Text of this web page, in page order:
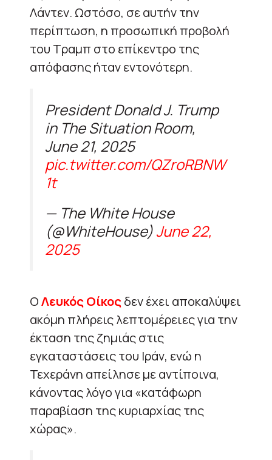
Λάντεν. Ωστόσο, σε αυτήν την
περίπτωση, η προσωπική προβολή
του Τραμπ στο επίκεντρο της
απόφασης ήταν εντονότερη.
President Donald J. Trump
in The Situation Room,
June 21, 2025
pic.twitter.com/QZroRBNW
1t
— The White House
(@WhiteHouse)June 22,
2025
ΟΛευκός Οίκοςδεν έχει αποκαλύψει
ακόμη πλήρεις λεπτομέρειες για την
έκταση της ζημιάς στις
εγκαταστάσεις του Ιράν, ενώ η
Τεχεράνη απείλησε με αντίποινα,
κάνοντας λόγο για «κατάφωρη
παραβίαση της κυριαρχίας της
χώρας».